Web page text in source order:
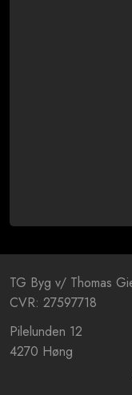
TG Byg v/ Thomas
CVR: 27597718
Pilelunden 12
4270 Høng